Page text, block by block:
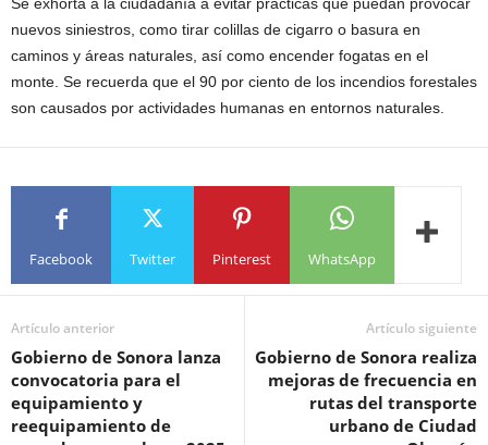
nuevos siniestros, como tirar colillas de cigarro o basura en
caminos y áreas naturales, así como encender fogatas en el
monte. Se recuerda que el 90 por ciento de los incendios forestales
son causados por actividades humanas en entornos naturales.
Facebook Twitter Pinterest WhatsApp
Artículo anterior
Gobierno de Sonora lanza
convocatoria para el
equipamiento y
reequipamiento de
Artículo siguiente
Gobierno de Sonora realiza
mejoras de frecuencia en
rutas del transporte
urbano de Ciudad